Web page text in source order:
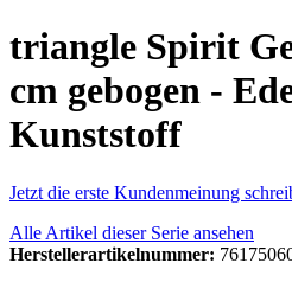
triangle Spirit
cm gebogen -
Kunststoff
Jetzt die erste Kundenmeinung
Alle Artikel dieser Serie ansehen
Herstellerartikelnummer: